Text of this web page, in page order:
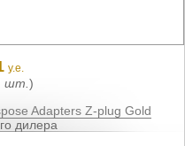
у.е.
шт. )
Adapters Z-plug Gold
дилера